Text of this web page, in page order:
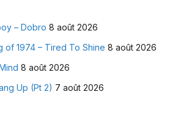
– Dobro 8 août 2026
of 1974 – Tired To Shine 8 août 2026
8 août 2026
Up (Pt 2) 7 août 2026